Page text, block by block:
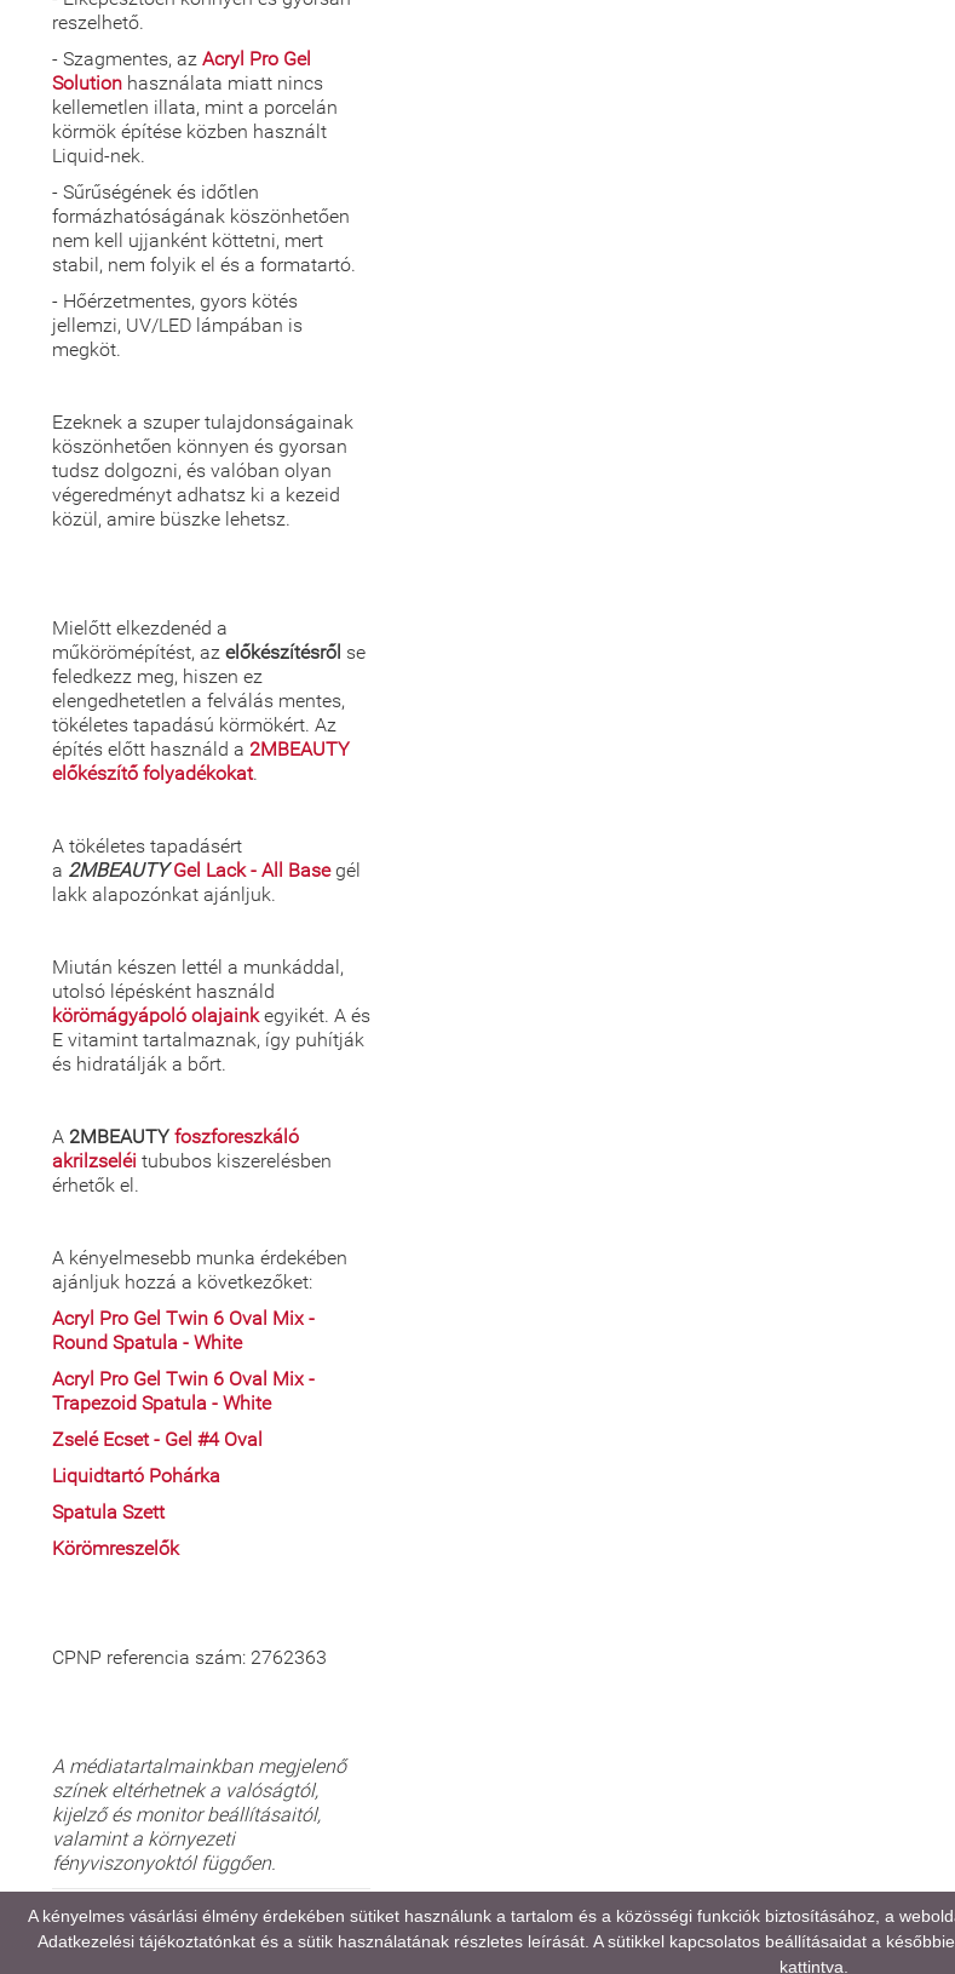
reszelhető.
- Szagmentes, az Acryl Pro Gel
Solution használata miatt nincs
kellemetlen illata, mint a porcelán
körmök építése közben használt
Liquid-nek.
- Sűrűségének és időtlen
formázhatóságának köszönhetően
nem kell ujjanként köttetni, mert
stabil, nem folyik el és a formatartó.
- Hőérzetmentes, gyors kötés
jellemzi, UV/LED lámpában is
megköt.
Ezeknek a szuper tulajdonságainak
köszönhetően könnyen és gyorsan
tudsz dolgozni, és valóban olyan
végeredményt adhatsz ki a kezeid
közül, amire büszke lehetsz.
Mielőtt elkezdenéd a
műkörömépítést, az előkészítésről se
feledkezz meg, hiszen ez
elengedhetetlen a felválás mentes,
tökéletes tapadású körmökért. Az
építés előtt használd a 2MBEAUTY
előkészítő folyadékokat.
A tökéletes tapadásért
a 2MBEAUTY Gel Lack - All Basegél
lakk alapozónkat ajánljuk.
Miután készen lettél a munkáddal,
utolsó lépésként használd
körömágyápoló olajainkegyikét. A és
E vitamint tartalmaznak, így puhítják
és hidratálják a bőrt.
A 2MBEAUTY foszforeszkáló
akrilzseléi tububos kiszerelésben
érhetők el.
A kényelmesebb munka érdekében
ajánljuk hozzá a következőket:
Acryl Pro Gel Twin 6 Oval Mix -
Round Spatula - White
Acryl Pro Gel Twin 6 Oval Mix -
Trapezoid Spatula - White
Zselé Ecset - Gel #4 Oval
Liquidtartó Pohárka
Spatula Szett
Körömreszelők
CPNP referencia szám: 2762363
A médiatartalmainkban megjelenő
színek eltérhetnek a valóságtól,
kijelző és monitor beállításaitól,
valamint a környezeti
fényviszonyoktól függően.
GYAKORI KÉRDÉSEK (FAQ)
A kényelmes vásárlási élmény érdekében sütiket használunk a tartalom és a közösségi funkciók biztosításához, a
Adatkezelési tájékoztatónkat és a sütik használatának részletes leírását. A sütikkel kapcsolatos beállításaidat a
kattintva.